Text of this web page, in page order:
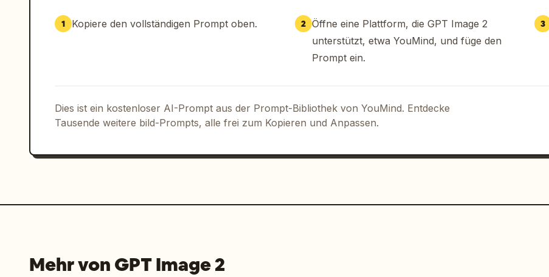
1 Kopiere den vollständigen Prompt oben. 2 Öffne eine Plattform, die GPT Image 2
unterstützt, etwa YouMind, und füge den
Prompt ein.
3
Dies ist ein kostenloser AI-Prompt aus der Prompt-Bibliothek von YouMind. Entdecke
Tausende weitere bild-Prompts, alle frei zum Kopieren und Anpassen.
Mehr von GPT Image 2